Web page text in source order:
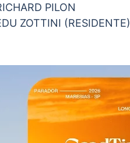
PILON
ZOTTINI (RESIDENTE)